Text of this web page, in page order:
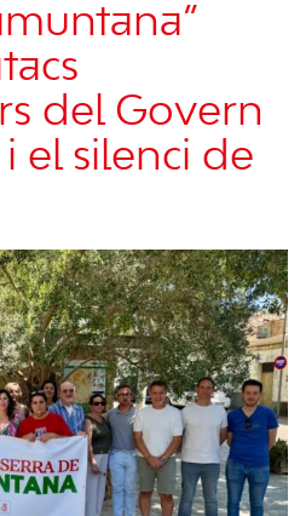
del Govern
el silenci de